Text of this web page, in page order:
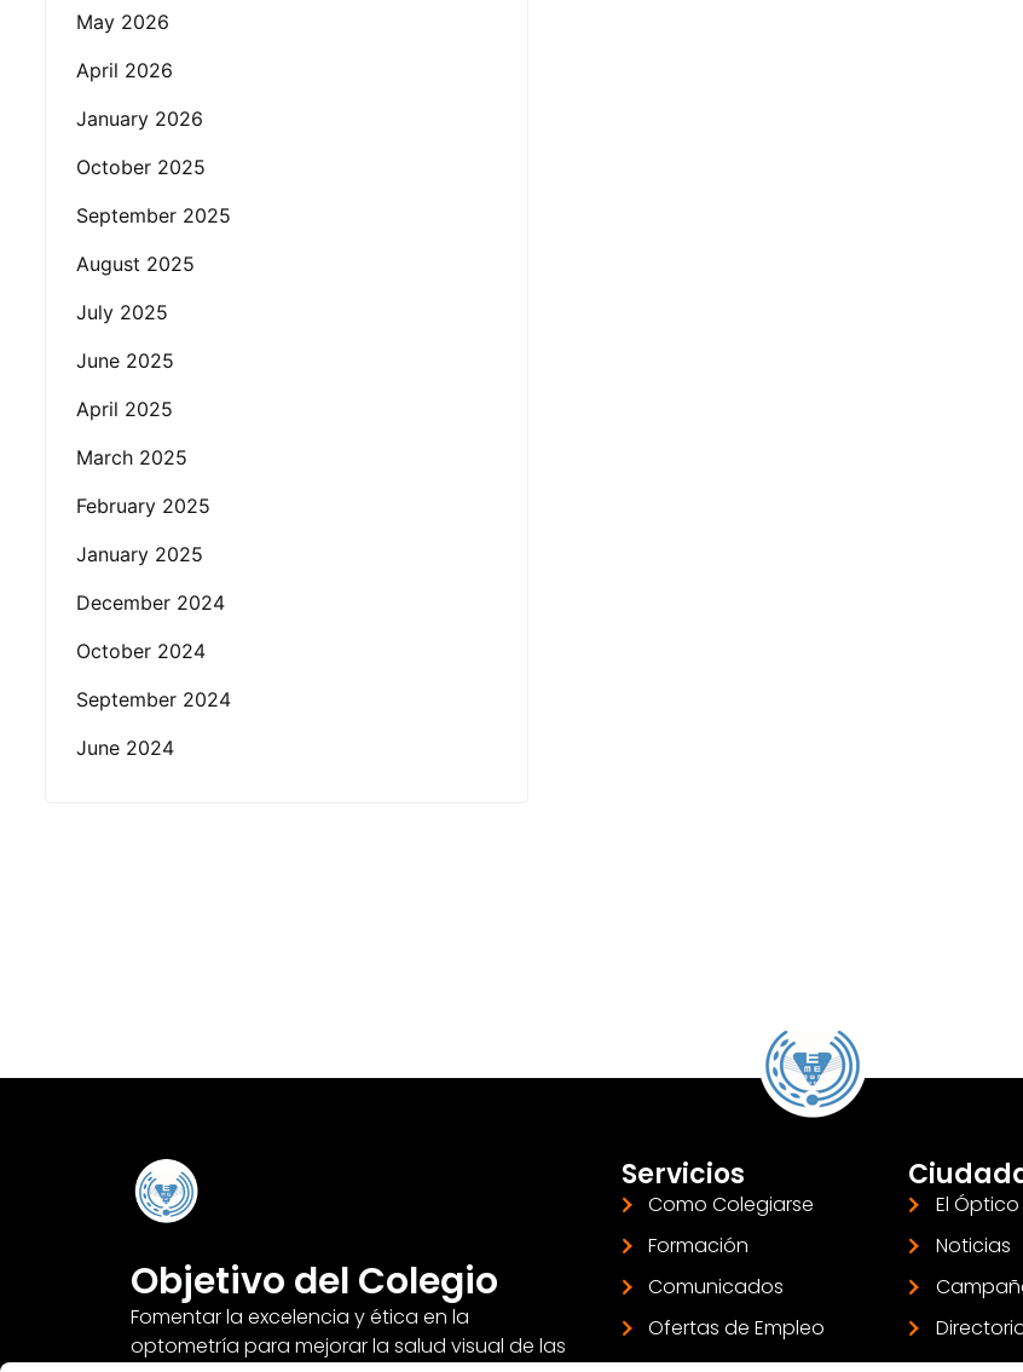
May 2026
April 2026
January 2026
October 2025
September 2025
August 2025
July 2025
June 2025
April 2025
March 2025
February 2025
January 2025
December 2024
October 2024
September 2024
June 2024
Objetivo del Colegio
Fomentar la excelencia y ética en la
optometría para mejorar la salud visual de las
Servicios
Como Colegiarse
Formación
Comunicados
Ofertas de Empleo
El Óptico
Noticias